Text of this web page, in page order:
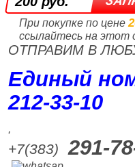
При покупке по цене
ссылайтесь на этот
ОТПРАВИМ В
Единый
212‑33‑10
,
+7(383) 291-